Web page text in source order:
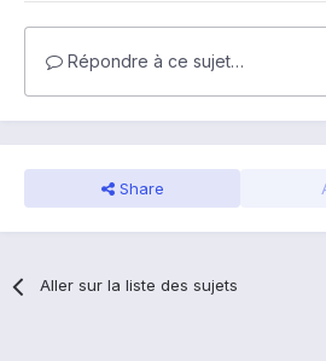
Répondre à ce sujet…
Share
Aller sur la liste des sujets